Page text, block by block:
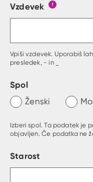
Obrazec, kjer lahko
Vzdevek
Vpiši vzdevek. Uporabiš
presledek, - in _
Spol
Ženski
Izberi spol. Ta podatek je
objavljen. Če podatka ne
Starost